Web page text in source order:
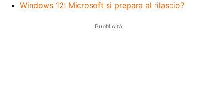
Windows 12: Microsoft si prepara al rilascio?
Pubblicità